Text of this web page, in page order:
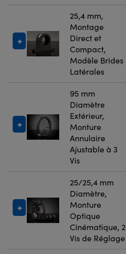
25,4 mm,
Montage
Direct et
Compact,
Modèle Brides
Latérales
95 mm
Diamètre
Extérieur,
Monture
Annulaire
Ajustable à 3
Vis
25/25,4 mm
Diamètre,
Monture
Optique
Cinématique, 2
Vis de Réglage